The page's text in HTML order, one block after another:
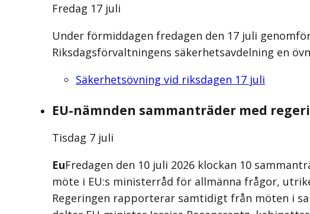
Fredag 17 juli
Under förmiddagen fredagen den 17 juli
Riksdagsförvaltningens säkerhetsavdelning en
Säkerhetsövning vid riksdagen 17 juli
EU-nämnden sammanträder med
Tisdag 7 juli
EuFredagen den 10 juli 2026 klockan 10
möte i EU:s ministerråd för allmänna frågor,
Regeringen rapporterar samtidigt från möten i